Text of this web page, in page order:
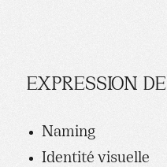
EXPRESSION
Naming
Identité visuelle